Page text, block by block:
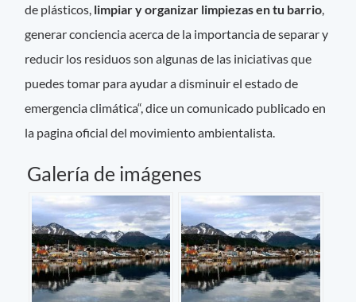
de plásticos, limpiar y organizar limpiezas en tu barrio,
generar conciencia acerca de la importancia de separar y
reducir los residuos son algunas de las iniciativas que
puedes tomar para ayudar a disminuir el estado de
emergencia climática“, dice un comunicado publicado en
la pagina oficial del movimiento ambientalista.
Galería de imágenes